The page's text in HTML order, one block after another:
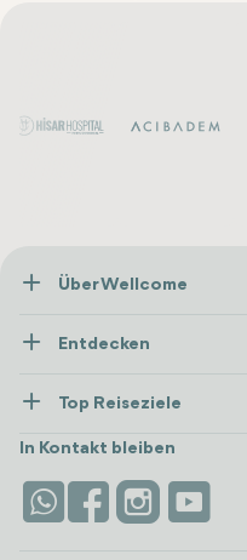
Über Wellcome
Presse
Vertrauen & Sicherheit
Kontaktieren Sie uns
Entdecken
Wellness
Unterkünfte
Attraktionen
Bewertungen
Top Reiseziele
Alle anzeigen
Istanbul
In Kontakt bleiben